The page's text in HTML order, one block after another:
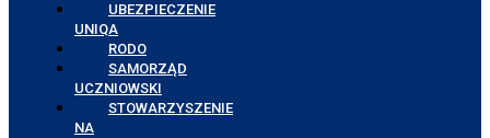
UBEZPIECZENIE
UNIQA
RODO
SAMORZĄD
UCZNIOWSKI
STOWARZYSZENIE
NA